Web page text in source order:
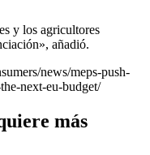
y los agricultores
añadió.
news/meps-push-
next-eu-budget/
más